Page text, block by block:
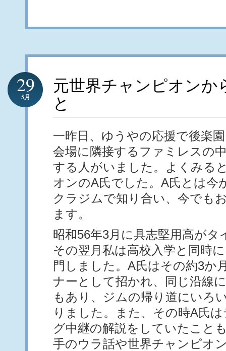
元世界チャンピオンか
と
29
5月
一昨日、ゆうやの応援で後楽
会場に隣接するファミレスの
する人がいました。よくみる
オンのA氏でした。A氏とは今
クラジムで知り合い、今でも
ます。
昭和56年3月に具志堅用高がタ
その翌月私は高校入学と同時
門しました。A氏はその約3か
ナーとして招かれ、同じ沿線
もあり、ジムの帰り道にいろ
りました。また、その時A氏
グ中継の解説をしていたこと
手のウラ話や世界チャンピオ